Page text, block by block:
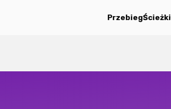
PrzebiegŚcieżki